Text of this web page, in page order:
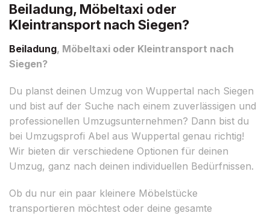
Beiladung, Möbeltaxi oder
Kleintransport nach Siegen?
Beiladung, Möbeltaxi oder Kleintransport nach
Siegen?
Du planst deinen Umzug von Wuppertal nach Siegen
und bist auf der Suche nach einem zuverlässigen und
professionellen Umzugsunternehmen? Dann bist du
bei Umzugsprofi Abel aus Wuppertal genau richtig!
Wir bieten dir verschiedene Optionen für deinen
Umzug, ganz nach deinen individuellen Bedürfnissen.
Ob du nur ein paar kleinere Möbelstücke
transportieren möchtest oder deine gesamte